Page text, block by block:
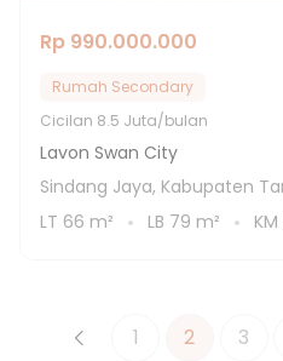
Rp 990.000.000
Rumah Secondary
Cicilan 8.5 Juta/bulan
Lavon Swan City
Sindang Jaya, Kabupaten
LT 66 m² LB 79 m² KM
1 2 3